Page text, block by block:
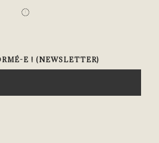
E ! (NEWSLETTER)